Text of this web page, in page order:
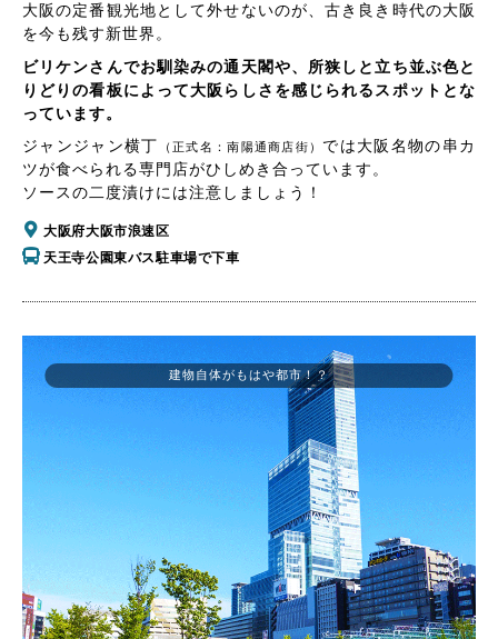
大阪の定番観光地として外せないのが、古き良き時代の大阪
を今も残す新世界。
ビリケンさんでお馴染みの通天閣や、所狭しと立ち並ぶ色と
りどりの看板によって大阪らしさを感じられるスポットとな
っています。
ジャンジャン横丁
（正式名：南陽通商店街） では大阪名物の串カ
ツが食べられる専門店がひしめき合っています。
ソースの二度漬けには注意しましょう！
大阪府大阪市浪速区
天王寺公園東バス駐車場で下車
建物自体がもはや都市！？